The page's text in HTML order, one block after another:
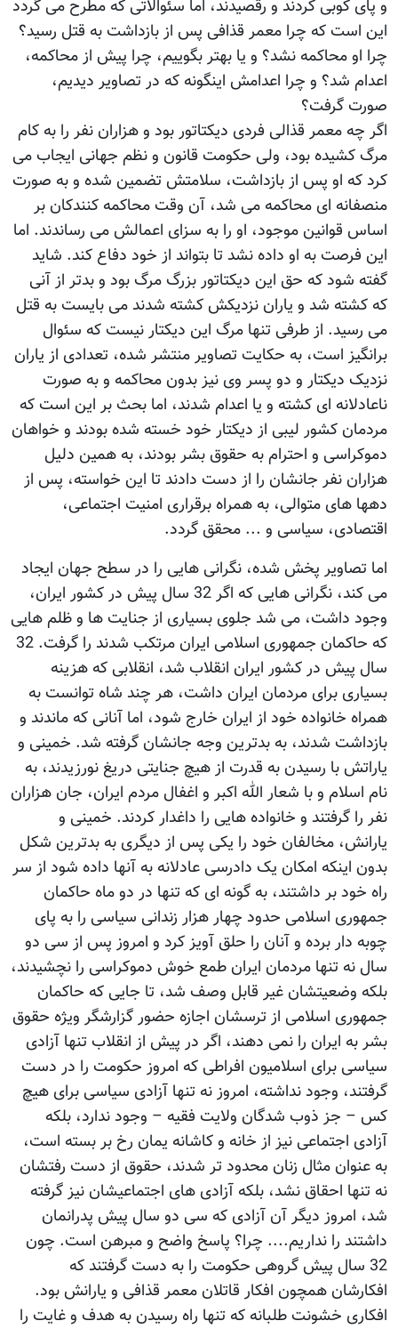
و پای کوبی کردند و رقصیدند، اما سئوالاتی که مطرح می گردد
این است که چرا معمر قذافی پس از بازداشت به قتل رسید؟
چرا او محاکمه نشد؟ و یا بهتر بگوییم، چرا پیش از محاکمه،
اعدام شد؟ و چرا اعدامش اینگونه که در تصاویر دیدیم،
صورت گرفت؟
اگر چه معمر قذالی فردی دیکتاتور بود و هزاران نفر را به کام
مرگ کشیده بود، ولی حکومت قانون و نظم جهانی ایجاب می
کرد که او پس از بازداشت، سلامتش تضمین شده و به صورت
منصفانه ای محاکمه می شد، آن وقت محاکمه کنندکان بر
اساس قوانین موجود، او را به سزای اعمالش می رساندند. اما
این فرصت به او داده نشد تا بتواند از خود دفاع کند. شاید
گفته شود که حق این دیکتاتور بزرگ مرگ بود و بدتر از آنی
که کشته شد و یاران نزدیکش کشته شدند می بایست به قتل
می رسید. از طرفی تنها مرگ این دیکتار نیست که سئوال
برانگیز است، به حکایت تصاویر منتشر شده، تعدادی از یاران
نزدیک دیکتار و دو پسر وی نیز بدون محاکمه و به صورت
ناعادلانه ای کشته و یا اعدام شدند، اما بحث بر این است که
مردمان کشور لیبی از دیکتار خود خسته شده بودند و خواهان
دموکراسی و احترام به حقوق بشر بودند، به همین دلیل
هزاران نفر جانشان را از دست دادند تا این خواسته، پس از
دهها های متوالی، به همراه برقراری امنیت اجتماعی،
اقتصادی، سیاسی و ... محقق گردد.
اما تصاویر پخش شده، نگرانی هایی را در سطح جهان ایجاد
می کند، نگرانی هایی که اگر 32 سال پیش در کشور ایران،
وجود داشت، می شد جلوی بسیاری از جنایت ها و ظلم هایی
که حاکمان جمهوری اسلامی ایران مرتکب شدند را گرفت. 32
سال پیش در کشور ایران انقلاب شد، انقلابی که هزینه
بسیاری برای مردمان ایران داشت، هر چند شاه توانست به
همراه خانواده خود از ایران خارج شود، اما آنانی که ماندند و
بازداشت شدند، به بدترین وجه جانشان گرفته شد. خمینی و
یاراتش با رسیدن به قدرت از هیچ جنایتی دریغ نورزیدند، به
نام اسلام و با شعار الله اکبر و اغفال مردم ایران، جان هزاران
نفر را گرفتند و خانواده هایی را داغدار کردند. خمینی و
یارانش، مخالفان خود را یکی پس از دیگری به بدترین شکل
بدون اینکه امکان یک دادرسی عادلانه به آنها داده شود از سر
راه خود بر داشتند، به گونه ای که تنها در دو ماه حاکمان
جمهوری اسلامی حدود چهار هزار زندانی سیاسی را به پای
چوبه دار برده و آنان را حلق آویز کرد و امروز پس از سی دو
سال نه تنها مردمان ایران طمع خوش دموکراسی را نچشیدند،
بلکه وضعیتشان غیر قابل وصف شد، تا جایی که حاکمان
جمهوری اسلامی از ترسشان اجازه حضور گزارشگر ویژه حقوق
بشر به ایران را نمی دهند، اگر در پیش از انقلاب تنها آزادی
سیاسی برای اسلامیون افراطی که امروز حکومت را در دست
گرفتند، وجود نداشته، امروز نه تنها آزادی سیاسی برای هیچ
کس – جز ذوب شدگان ولایت فقیه – وجود ندارد، بلکه
آزادی اجتماعی نیز از خانه و کاشانه یمان رخ بر بسته است،
به عنوان مثال زنان محدود تر شدند، حقوق از دست رفتشان
نه تنها احقاق نشد، بلکه آزادی های اجتماعیشان نیز گرفته
شد، امروز دیگر آن آزادی که سی دو سال پیش پدرانمان
داشتند را نداریم.... چرا؟ پاسخ واضح و مبرهن است. چون
32 سال پیش گروهی حکومت را به دست گرفتند که
افکارشان همچون افکار قاتلان معمر قذافی و یارانش بود.
افکاری خشونت طلبانه که تنها راه رسیدن به هدف و غایت را